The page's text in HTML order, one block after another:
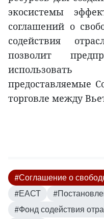
экосистемы
соглашений о
содействия
позволит
предоставляемые
торговле между
#Соглашение о
#ЕАСТ
#Фонд содействия